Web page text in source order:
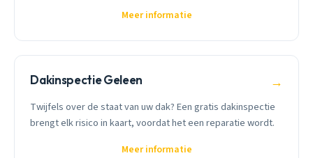
Meer informatie
Dakinspectie Geleen →
Twijfels over de staat van uw dak? Een gratis dakinspectie
brengt elk risico in kaart, voordat het een reparatie wordt.
Meer informatie